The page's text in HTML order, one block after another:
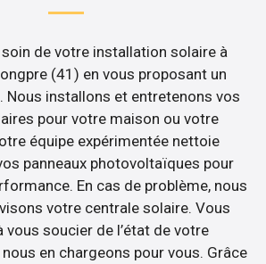
de votre installation solaire à
(41) en vous proposant un
Nous installons et entretenons vos
pour votre maison ou votre
équipe expérimentée nettoie
panneaux photovoltaïques pour
En cas de problème, nous
votre centrale solaire. Vous
vous soucier de l’état de votre
en chargeons pour vous. Grâce